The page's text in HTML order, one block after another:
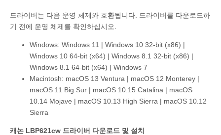
드라이버는 다음 운영 체제와 호환됩니다. 드라이버를 다운로드하
기 전에 운영 체제를 확인하십시오.
Windows: Windows 11 | Windows 10 32-bit (x86) |
Windows 10 64-bit (x64) | Windows 8.1 32-bit (x86) |
Windows 8.1 64-bit (x64) | Windows 7
Macintosh: macOS 13 Ventura | macOS 12 Monterey |
macOS 11 Big Sur | macOS 10.15 Catalina | macOS
10.14 Mojave | macOS 10.13 High Sierra | macOS 10.12
Sierra
캐논 LBP621cw 드라이버 다운로드 및 설치